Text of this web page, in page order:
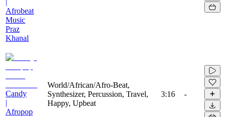
Afrobeat
Music
Praz
Khanal
Candy
|
Afropop
World/African/Afro-Beat,
Synthesizer, Percussion, Travel,
Happy, Upbeat
3:16 -